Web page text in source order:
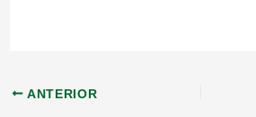
ANTERIOR